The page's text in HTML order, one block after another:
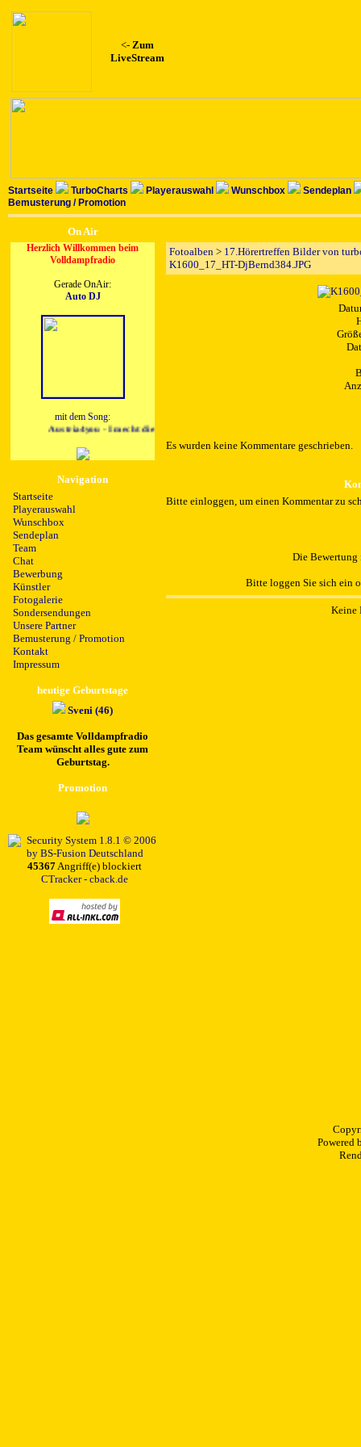
<- Zum
LiveStream
Startseite TurboCharts Playerauswahl Wunschbox
Sendeplan
Bemusterung / Promotion
On Air
Herzlich Willkommen beim
Volldampfradio
Gerade OnAir:
Auto DJ
mit dem Song:
Austria4you - I mecht die Sunn aufgeh'n seh'n
Navigation
Startseite
Playerauswahl
Wunschbox
Sendeplan
Team
Chat
Bewerbung
Künstler
Fotogalerie
Sondersendungen
Unsere Partner
Bemusterung / Promotion
Kontakt
Impressum
heutige Geburtstage
Sveni (46)
Das gesamte Volldampfradio
Team wünscht alles gute zum
Geburtstag.
Promotion
45367Angriff(e) blockiert
CTracker - cback.de
Fotoalben > 17.Hörertreffen Bilder von
K1600_17_HT-DjBernd384.JPG
Es wurden keine Kommentare geschrieben.
Bitte einloggen, um einen Kommentar zu
Die
Bitte loggen Sie sich ein
Keine
Powered